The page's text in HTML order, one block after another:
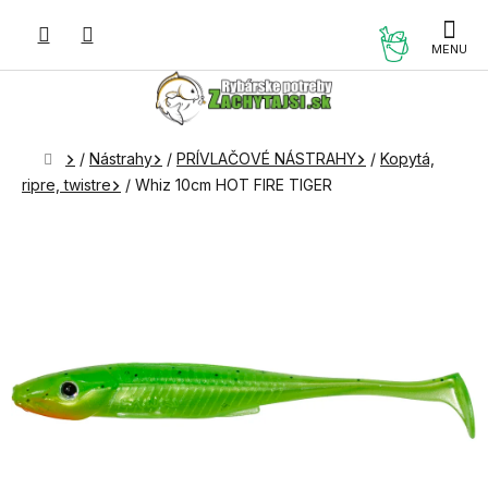
Domov
/ Nástrahy / PRÍVLAČOVÉ NÁSTRAHY / Kopytá,
ripre, twistre
/ Whiz 10cm HOT FIRE TIGER